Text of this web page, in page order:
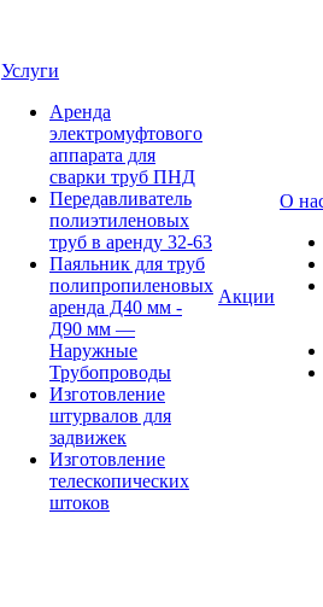
Услуги
Аренда
электромуфтового
аппарата для
сварки труб ПНД
Передавливатель
полиэтиленовых
труб в аренду 32-63
Паяльник для труб
полипропиленовых
аренда Д40 мм -
Д90 мм —
Наружные
Трубопроводы
Изготовление
штурвалов для
задвижек
Изготовление
телескопических
штоков
Акции
О